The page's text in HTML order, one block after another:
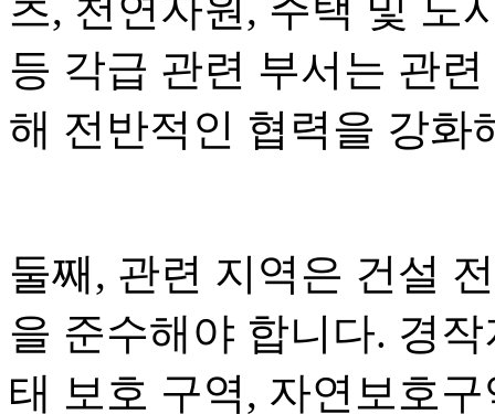
등 각급 관련 부서는 관
해 전반적인 협력을 강화
둘째, 관련 지역은 건설
을 준수해야 합니다. 경
태 보호 구역, 자연보호